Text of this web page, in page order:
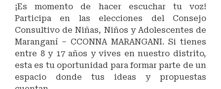
¡Es momento de hacer escuchar tu voz!
Participa en las elecciones del Consejo
Consultivo de Niñas, Niños y Adolescentes de
Maranganí – CCONNA MARANGANI. Si tienes
entre 8 y 17 años y vives en nuestro distrito,
esta es tu oportunidad para formar parte de un
espacio donde tus ideas y propuestas